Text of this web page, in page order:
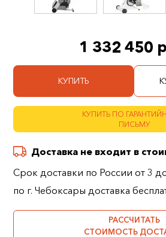
1 332 450
КУПИТЬ
КУПИТЬ ПО
ПИСЬМУ
Доставка не входит в
Срок доставки по России от 3
по г. Чебоксары доставка
РАССЧИТАТЬ
СТОИМОСТЬ